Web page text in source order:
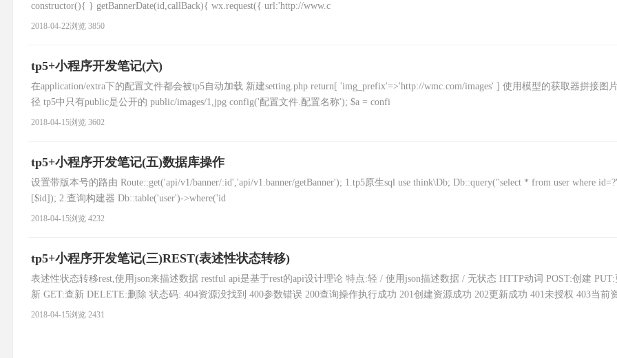
constructor(){ } getBannerDate(id,callBack){ wx.request({ url:'http://www.c
2018-04-22浏览 3850
tp5+小程序开发笔记(六)
在application/extra下的配置文件都会被tp5自动加载 新建setting.php return[ 'img_prefix'=>'http://wmc.com/images' ] 使用模型的获取器拼接图
径 tp5中只有public是公开的 public/images/1,jpg config('配置文件.配置名称'); $a = confi
2018-04-15浏览 3602
tp5+小程序开发笔记(五)数据库操作
设置带版本号的路由 Route::get('api/v1/banner/:id','api/v1.banner/getBanner'); 1.tp5原生sql use think\Db; Db::query("select * from user where
[$id]); 2.查询构建器 Db::table('user')->where('id
2018-04-15浏览 4232
tp5+小程序开发笔记(三)REST(表述性状态转移)
表述性状态转移rest,使用json来描述数据 restful api是基于rest的api设计理论 特点:轻 / 使用json描述数据 / 无状态 HTTP动词 POST:创建 PUT:
新 GET:查新 DELETE:删除 状态码: 404资源没找到 400参数错误 200查询操作执行成功 201创建资源成功 202更新成功 401未授权 403当前
2018-04-15浏览 2431